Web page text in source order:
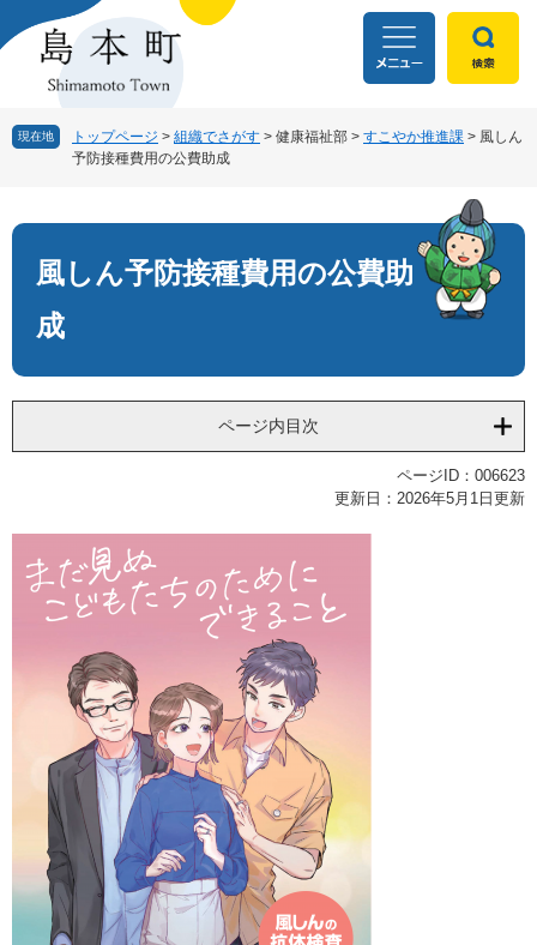
ー
ニ
本
現在地 トップページ > 組織でさがす > 健康福祉部 > すこやか推進課 > 風しん
予防接種費用の公費助成
文
風しん予防接種費用の公費助
成
ページ内目次
ページID：006623
更新日：2026年5月1日更新